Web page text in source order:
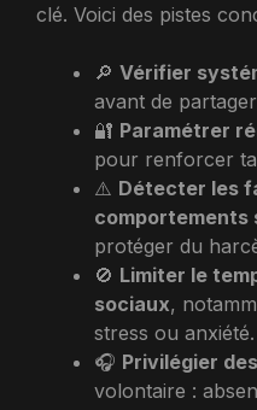
clé. Voici des pistes
🔎 Vérifier
avant de
🔐 Paramétrer
pour renforcer
⚠️ Détecter les
comportements
protéger du
🚫 Limiter le
sociaux,
stress ou anxiété.
🎧 Privilégier
volontaire :